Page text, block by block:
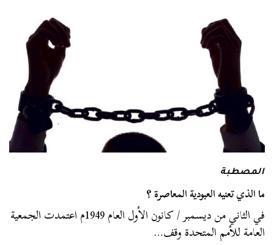
المصطبة
ما الذي تعنيه العبودية المعاصرة ؟
في الثاني من ديسمبر / كانون الأول العام 1949م اعتمدت الجمعية
العامة للأمم المتحدة وقف…